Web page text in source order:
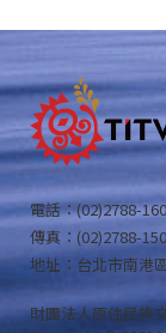
電話：(02)2788-
傳真：(02)2788-
地址：台北市南港
財團法人原住民族